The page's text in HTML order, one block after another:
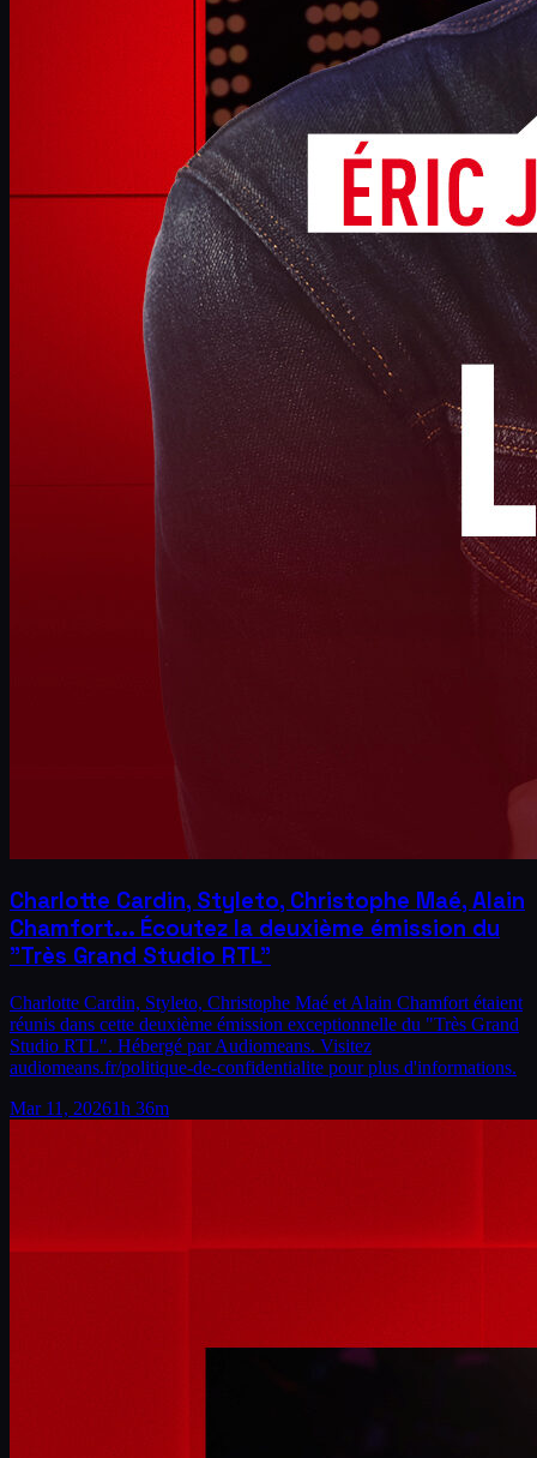
Charlotte Cardin, Styleto, Christophe Maé, Alain
Chamfort... Écoutez la deuxième émission du
"Très Grand Studio RTL"
Charlotte Cardin, Styleto, Christophe Maé et Alain Chamfort étaient
réunis dans cette deuxième émission exceptionnelle du "Très Grand
Studio RTL". Hébergé par Audiomeans. Visitez
audiomeans.fr/politique-de-confidentialite pour plus d'informations.
Mar 11, 20261h 36m